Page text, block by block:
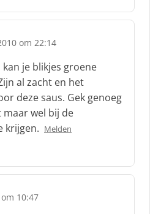
om 22:14
je blikjes groene
al zacht en het
deze saus. Gek genoeg
wel bij de
krijgen. Melden
10:47